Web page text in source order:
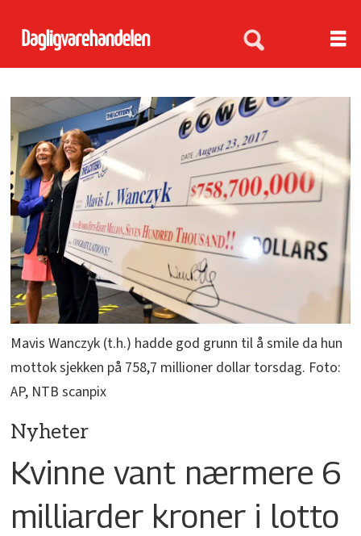
Mavis Wanczyk (t.h.) hadde god grunn til å smile da hun
mottok sjekken på 758,7 millioner dollar torsdag. Foto:
AP, NTB scanpix
Nyheter
Kvinne vant nærmere 6
milliarder kroner i lotto